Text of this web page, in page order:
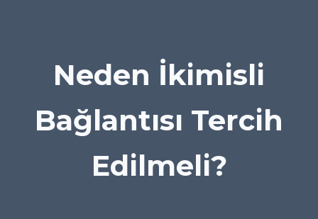
Neden İkimisli
Bağlantısı Tercih
Edilmeli?